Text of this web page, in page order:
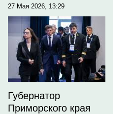
27 Мая 2026, 13:29
Губернатор
Приморского края